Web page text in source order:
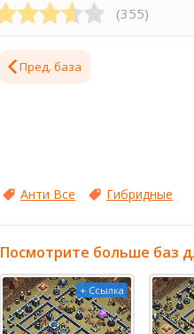
(355)
Пред. база
Анти Все Гибридные
Посмотрите больше баз
+ Ссылка